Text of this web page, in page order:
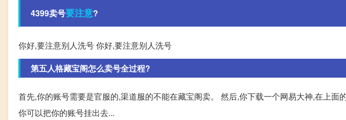
4399卖号要注意?
你好,要注意别人洗号 你好,要注意别人洗号
第五人格藏宝阁怎么卖号全过程?
首先,你的账号需要是官服的,渠道服的不能在藏宝阁卖。 然后,你下载一个网易大神,在上面
你可以把你的账号挂出去...